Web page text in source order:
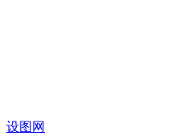
设图网